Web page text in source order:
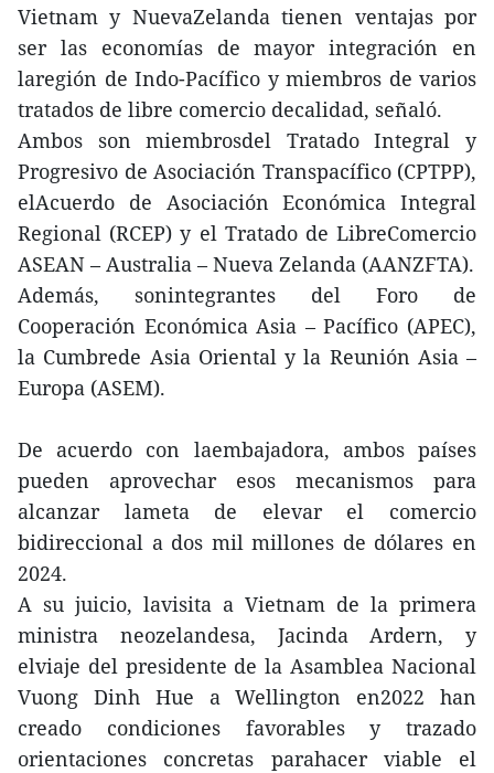
Vietnam y NuevaZelanda tienen ventajas por
ser las economías de mayor integración en
laregión de Indo-Pacífico y miembros de varios
tratados de libre comercio decalidad, señaló.
Ambos son miembrosdel Tratado Integral y
Progresivo de Asociación Transpacífico (CPTPP),
elAcuerdo de Asociación Económica Integral
Regional (RCEP) y el Tratado de LibreComercio
ASEAN – Australia – Nueva Zelanda (AANZFTA).
Además, sonintegrantes del Foro de
Cooperación Económica Asia – Pacífico (APEC),
la Cumbrede Asia Oriental y la Reunión Asia –
Europa (ASEM).
De acuerdo con laembajadora, ambos países
pueden aprovechar esos mecanismos para
alcanzar lameta de elevar el comercio
bidireccional a dos mil millones de dólares en
2024.
A su juicio, lavisita a Vietnam de la primera
ministra neozelandesa, Jacinda Ardern, y
elviaje del presidente de la Asamblea Nacional
Vuong Dinh Hue a Wellington en2022 han
creado condiciones favorables y trazado
orientaciones concretas parahacer viable el